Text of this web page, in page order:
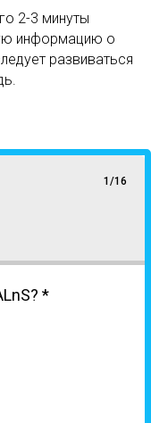
2-3 минуты
информацию о
развиваться
1/16
*